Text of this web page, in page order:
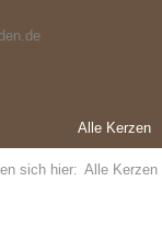
Alle Kerzen
sich hier: Alle Kerzen